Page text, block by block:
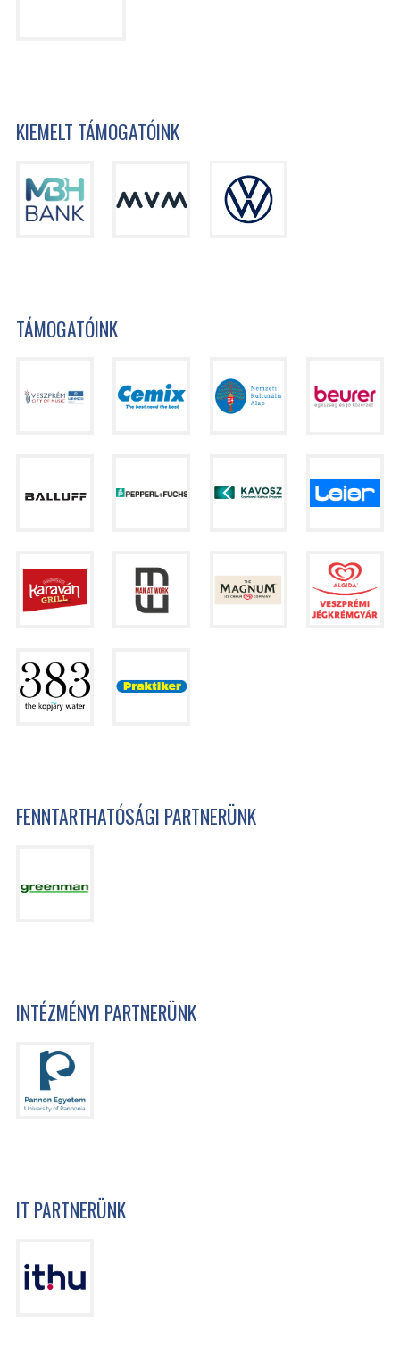
KIEMELT TÁMOGATÓINK
TÁMOGATÓINK
FENNTARTHATÓSÁGI PARTNERÜNK
INTÉZMÉNYI PARTNERÜNK
IT PARTNERÜNK